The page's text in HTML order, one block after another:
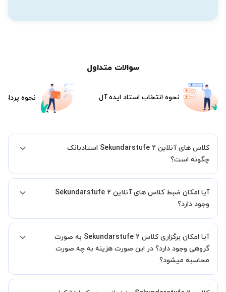
سوالات متداول
نحوه انتخاب استاد ایده آل نحوه
کلاس های آنلاین Sekundarstufe 2 استادبانک
چگونه است؟
شما میدهیم که استاد شما پیش از جلسه تمامی موارد لازم برای برگزاری
یک کلاس آنلاین با کیفیت و مفید را به شما توضیح خواهند داد.
آیا امکان ضبط کلاس های آنلاین Sekundarstufe 2
وجود دارد؟
کنید.
آیا امکان برگزاری کلاس Sekundarstufe 2 به صورت
گروهی وجود دارد؟ در این صورت هزینه به چه صورت
محاسبه میشود؟